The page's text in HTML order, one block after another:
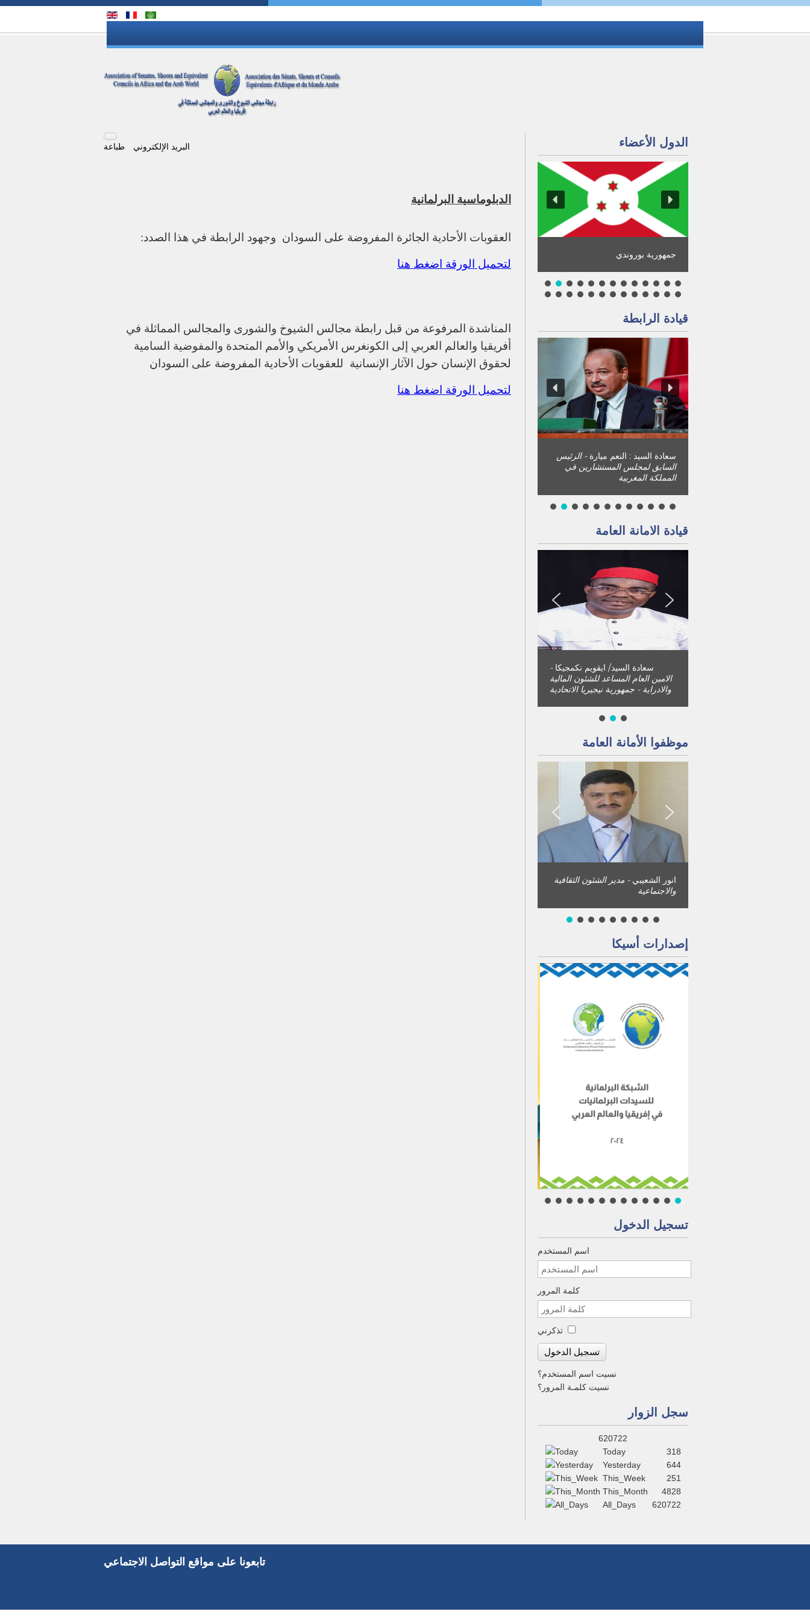
طباعة البريد الإلكتروني
الدبلوماسية البرلمانية
العقوبات الأحادية الجائرة المفروضة على السودان وجهود الرابطة في هذا الصدد:
لتحميل الورقة اضغط هنا
المناشدة المرفوعة من قبل رابطة مجالس الشيوخ والشورى والمجالس المماثلة في
أفريقيا والعالم العربي إلى الكونغرس الأمريكي والأمم المتحدة والمفوضية السامية
لحقوق الإنسان حول الآثار الإنسانية للعقوبات الأحادية المفروضة على السودان
لتحميل الورقة اضغط هنا
الدول الأعضاء
مملكة البحرين
قيادة الرابطة
سعادة السيد : عبدالحكيم بن شماس
- الرئيس الاسبق لمجلس
المستشارين في المملكة المغربية
قيادة الامانة العامة
سعادة المهندس / محمد محمد
الطيب- الأمين العام المساعد
للشئون السياسية والثقافية -
موظفوا الأمانة العامة
انور الشعيبي
إصدارات أسيكا
تسجيل الدخول
اسم المستخدم
كلمة المرور
تذكرني
تسجيل الدخول
نسيت اسم المستخدم؟
سجل الزوار
620722
Today
318
Yesterday
644
This_Week
251
This_Month
4828
تابعونا على مواقع التواصل الاجتماعي